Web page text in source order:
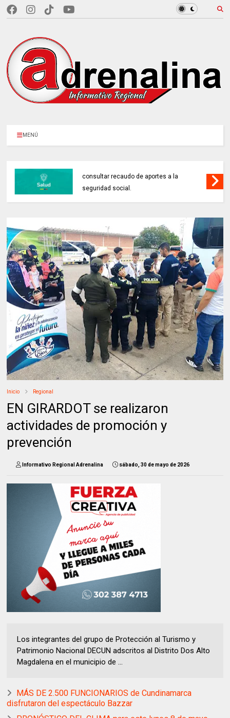
MENÚ
consultar recaudo de aportes a la
seguridad social.
Inicio Regional
EN GIRARDOT se realizaron
actividades de promoción y
prevención
Informativo Regional Adrenalina sábado, 30 de mayo de 2026
Los integrantes del grupo de Protección al Turismo y
Patrimonio Nacional DECUN adscritos al Distrito Dos Alto
Magdalena en el municipio de ...
MÁS DE 2.500 FUNCIONARIOS de Cundinamarca
disfrutaron del espectáculo Bazzar